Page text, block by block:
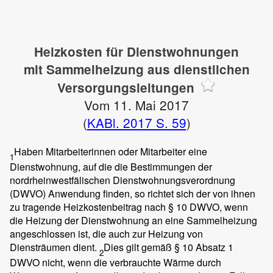
Heizkosten für Dienstwohnungen
mit Sammelheizung aus dienstlichen
Versorgungsleitungen
Vom 11. Mai 2017
(KABl. 2017 S. 59)
1Haben Mitarbeiterinnen oder Mitarbeiter eine
Dienstwohnung, auf die die Bestimmungen der
nordrheinwestfälischen Dienstwohnungsverordnung
(DWVO) Anwendung finden, so richtet sich der von ihnen
zu tragende Heizkostenbeitrag nach § 10 DWVO, wenn
die Heizung der Dienstwohnung an eine Sammelheizung
angeschlossen ist, die auch zur Heizung von
Diensträumen dient. 2Dies gilt gemäß § 10 Absatz 1
DWVO nicht, wenn die verbrauchte Wärme durch